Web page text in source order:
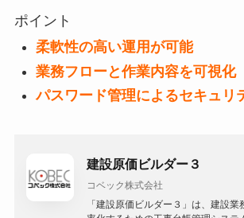
ポイント
柔軟性の高い運用が可能
業務フローと作業内容を可視化
パスワード管理によるセキュリ
建設原価ビルダー３
コベック株式会社
「建設原価ビルダー３」は、建設